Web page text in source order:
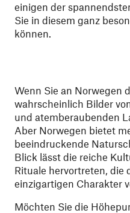
einigen der
Sie in diesem ganz
können.
Wenn Sie an Norwegen
wahrscheinlich Bilder
und atemberaubenden
Aber Norwegen bietet
beeindruckende
Blick lässt die reiche
Rituale hervortreten, die
einzigartigen Charakter
Möchten Sie die